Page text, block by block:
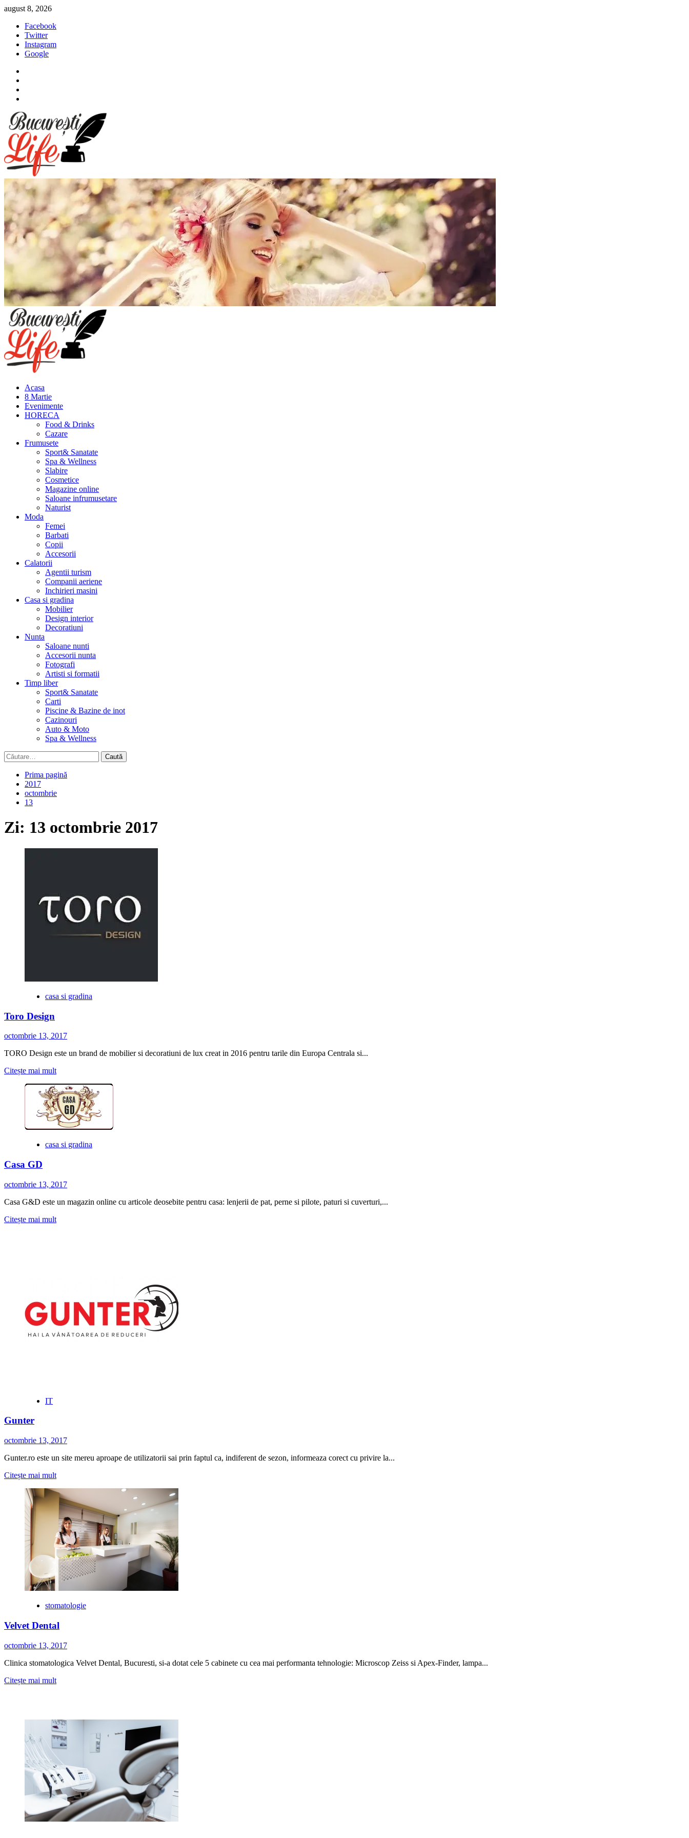
Sari
conținut
august 8, 2026
Facebook
Twitter
Instagram
Google
Meniu
principal
Acasa
8 Martie
Evenimente
HORECA
Food & Drinks
Cazare
Frumusete
Sport& Sanatate
Spa & Wellness
Slabire
Cosmetice
Magazine online
Saloane infrumusetare
Naturist
Moda
Femei
Barbati
Copii
Accesorii
Calatorii
Agentii turism
Companii aeriene
Inchirieri masini
Casa si gradina
Mobilier
Design interior
Decoratiuni
Nunta
Saloane nunti
Accesorii nunta
Fotografi
Artisti si formatii
Timp liber
Sport& Sanatate
Carti
Piscine & Bazine de inot
Cazinouri
Auto & Moto
Spa & Wellness
Caută
după:
Prima pagină
2017
octombrie
13
Zi: 13 octombrie 2017
casa si gradina
Toro Design
octombrie 13, 2017
TORO Design este un brand de mobilier si decoratiuni de lux creat in 2016 pentru tarile din Europa Centrala si...
Citește mai multCitește
multe
despre
Toro
Design
casa si gradina
Casa GD
octombrie 13, 2017
Casa G&D este un magazin online cu articole deosebite pentru casa: lenjerii de pat, perne si pilote, paturi si cuverturi,...
Citește mai multCitește
IT
Gunter
octombrie 13, 2017
Gunter.ro este un site mereu aproape de utilizatorii sai prin faptul ca, indiferent de sezon, informeaza corect cu privire la...
Citește mai multCitește
multe
despre
Gunter
stomatologie
Velvet Dental
octombrie 13, 2017
Clinica stomatologica Velvet Dental, Bucuresti, si-a dotat cele 5 cabinete cu cea mai performanta tehnologie: Microscop Zeiss si Apex-Finder, lampa...
Citește mai multCitește
Dental